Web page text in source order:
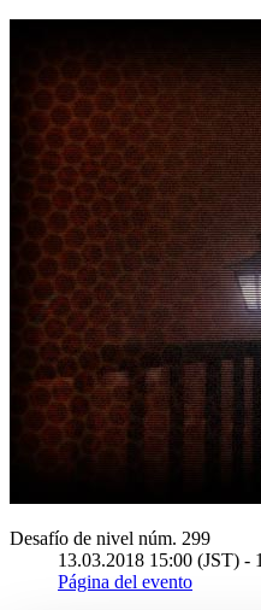
Desafío de nivel núm. 299
13.03.2018 15:00 (JST) -
Página del evento